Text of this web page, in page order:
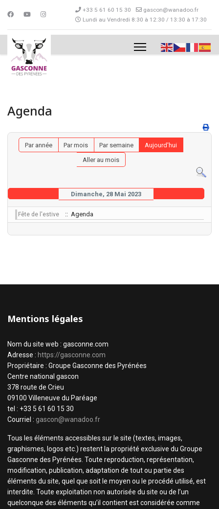
+33 5 61 60 15 30
gascon@wanadoo.fr
Lundi au Vendredi 8:30 à 12:30 / 13:30 à 17:30
Agenda
Par année Par mois Par semaine
Aujourd'hui
Aller au mois
Dimanche, 28 Mai 2023
Fête de l'estive :: Agenda
Mentions légales
Nom du site web : gasconne.com
Adresse : https://gasconne.com
Propriétaire : Groupe Gasconne des Pyrénées
Centre national gascon
378 route de Crieu
09100 Villeneuve du Paréage
tel : +33 5 61 60 15 30
Courriel : gascon@wanadoo.fr
Tous les éléments accessibles sur le site (textes, images,
graphismes, logos etc.) restent la propriété exclusive du Groupe
Gasconne des Pyrénées. Toute reproduction, représentation,
modification, publication, adaptation de tout ou partie des
éléments du site, quel que soit le moyen ou le procédé utilisé, est
interdite. Toute exploitation non autorisée du site ou de l’un
quelconque des éléments qu’il contient est considérée comme